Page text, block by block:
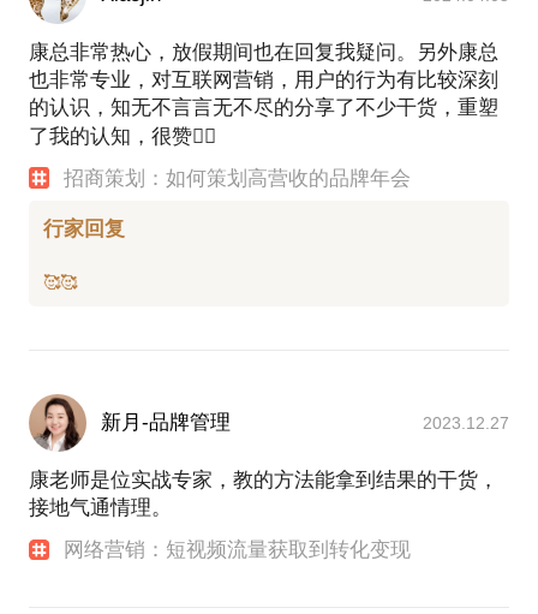
康总非常热心，放假期间也在回复我疑问。另外康总
也非常专业，对互联网营销，用户的行为有比较深刻
的认识，知无不言言无不尽的分享了不少干货，重塑
了我的认知，很赞👍🏻
招商策划：如何策划高营收的品牌年会
行家回复
新月-品牌管理 2023.12.27
康老师是位实战专家，教的方法能拿到结果的干货，
接地气通情理。
网络营销：短视频流量获取到转化变现